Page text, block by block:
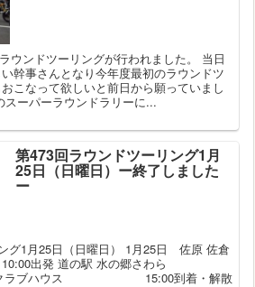
ウンドツーリングが行われました。 当日
幹事さんとなり今年度最初のラウンドツ
こなって欲しいと前日から願っていまし
ーパーラウンドラリーに...
第473回ラウンドツーリング1月
25日（日曜日）ー終了しました
ー
グ1月25日（日曜日） 1月25日 佐原 佐倉
出発 道の駅 水の郷さわら
クラブハウス 15:00到着・解散